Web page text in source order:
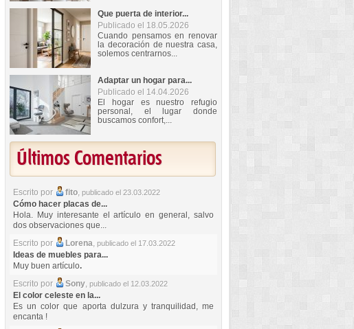
Que puerta de interior...
Publicado el 18.05.2026
Cuando pensamos en renovar
la decoración de nuestra casa,
solemos centrarnos...
Adaptar un hogar para...
Publicado el 14.04.2026
El hogar es nuestro refugio
personal, el lugar donde
buscamos confort,...
Últimos Comentarios
Escrito por fito, publicado el 23.03.2022
Cómo hacer placas de...
Hola. Muy interesante el artículo en general, salvo
dos observaciones que...
Escrito por
Lorena, publicado el 17.03.2022
Ideas de muebles para...
Muy buen artículo.
Escrito por
Sony, publicado el 12.03.2022
El color celeste en la...
Es un color que aporta dulzura y tranquilidad, me
encanta !